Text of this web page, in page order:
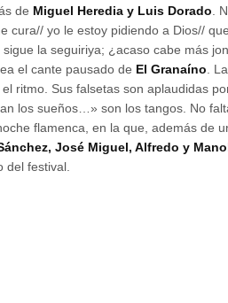
de Miguel Heredia y Luis Dorado .
cura// yo le estoy pidiendo a Dios//
la seguiriya; ¿acaso cabe más
el cante pausado de El Granaíno .
ritmo. Sus falsetas son aplaudidas
los sueños…» son los tangos. No
flamenca, en la que, además de
José Miguel, Alfredo y
del festival.